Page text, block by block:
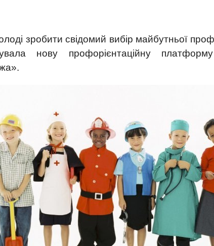
зробити свідомий вибір майбутньої
нову профорієнтаційну